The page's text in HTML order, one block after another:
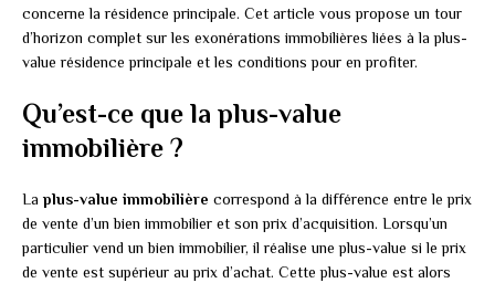
concerne la résidence principale. Cet article vous propose un tour
d’horizon complet sur les exonérations immobilières liées à la plus-
value résidence principale et les conditions pour en profiter.
Qu’est-ce que la plus-value
immobilière ?
La plus-value immobilière correspond à la différence entre le prix
de vente d’un bien immobilier et son prix d’acquisition. Lorsqu’un
particulier vend un bien immobilier, il réalise une plus-value si le prix
de vente est supérieur au prix d’achat. Cette plus-value est alors